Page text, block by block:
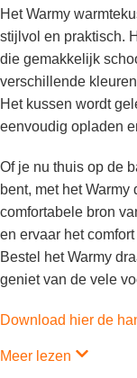
Het Warmy
stijlvol en praktisch.
die gemakkelijk
verschillende
Het kussen wordt
eenvoudig opladen
Of je nu thuis op de
bent, met het
comfortabele bron
en ervaar het
Bestel het Warmy
geniet van de vele
Download hier de
Meer lezen